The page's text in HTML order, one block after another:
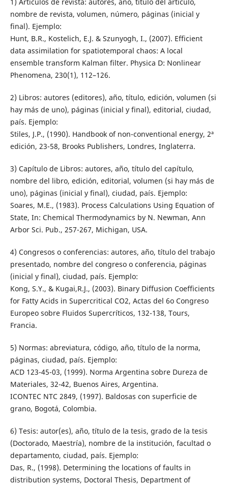
nombre de revista, volumen, número, páginas (inicial y
final). Ejemplo:
Hunt, B.R., Kostelich, E.J. & Szunyogh, I., (2007). Efficient
data assimilation for spatiotemporal chaos: A local
ensemble transform Kalman filter. Physica D: Nonlinear
Phenomena, 230(1), 112–126.
2) Libros: autores (editores), año, título, edición, volumen (si
hay más de uno), páginas (inicial y final), editorial, ciudad,
país. Ejemplo:
Stiles, J.P., (1990). Handbook of non-conventional energy, 2ª
edición, 23-58, Brooks Publishers, Londres, Inglaterra.
3) Capítulo de Libros: autores, año, título del capítulo,
nombre del libro, edición, editorial, volumen (si hay más de
uno), páginas (inicial y final), ciudad, país. Ejemplo:
Soares, M.E., (1983). Process Calculations Using Equation of
State, In: Chemical Thermodynamics by N. Newman, Ann
Arbor Sci. Pub., 257-267, Michigan, USA.
4) Congresos o conferencias: autores, año, título del trabajo
presentado, nombre del congreso o conferencia, páginas
(inicial y final), ciudad, país. Ejemplo:
Kong, S.Y., & Kugai,R.J., (2003). Binary Diffusion Coefficients
for Fatty Acids in Supercritical CO2, Actas del 6o Congreso
Europeo sobre Fluidos Supercríticos, 132-138, Tours,
Francia.
5) Normas: abreviatura, código, año, título de la norma,
páginas, ciudad, país. Ejemplo:
ACD 123-45-03, (1999). Norma Argentina sobre Dureza de
Materiales, 32-42, Buenos Aires, Argentina.
ICONTEC NTC 2849, (1997). Baldosas con superficie de
grano, Bogotá, Colombia.
6) Tesis: autor(es), año, título de la tesis, grado de la tesis
(Doctorado, Maestría), nombre de la institución, facultad o
departamento, ciudad, país. Ejemplo:
Das, R., (1998). Determining the locations of faults in
distribution systems, Doctoral Thesis, Department of